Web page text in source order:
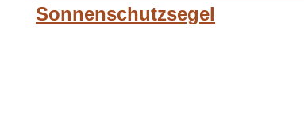
Sonnenschutzsegel